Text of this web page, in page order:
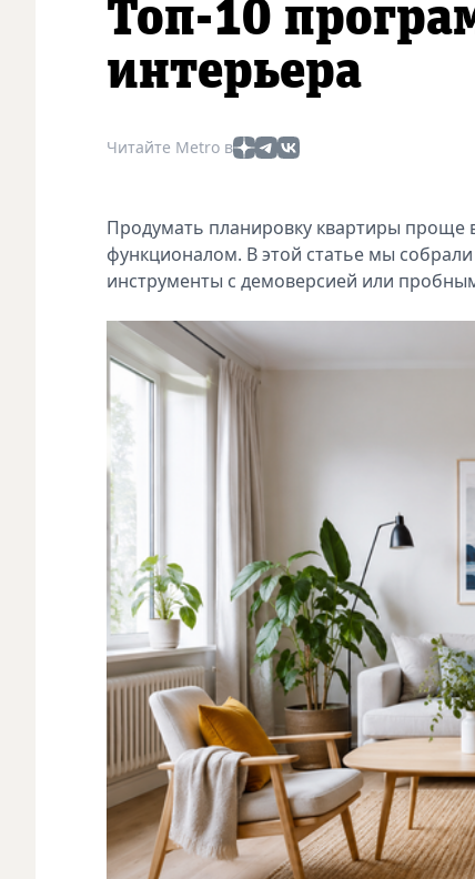
Топ-10
интерьера
Читайте Metro в
Продумать планировку квартиры проще
функционалом. В этой статье мы
инструменты с демоверсией или